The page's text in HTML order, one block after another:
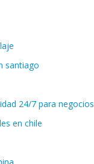
santiago
24/7 para negocios
en chile